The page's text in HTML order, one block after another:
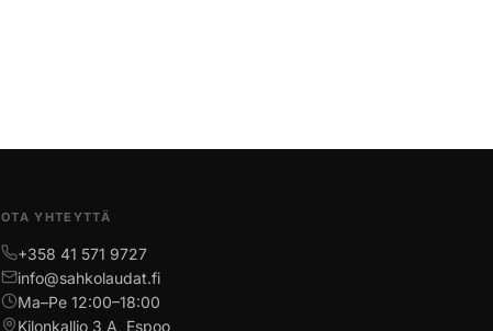
OTA YHTEYTTÄ
+358 41 571 9727
info@sahkolaudat.fi
Ma–Pe 12:00–18:00
Kilonkallio 3 A, Espoo